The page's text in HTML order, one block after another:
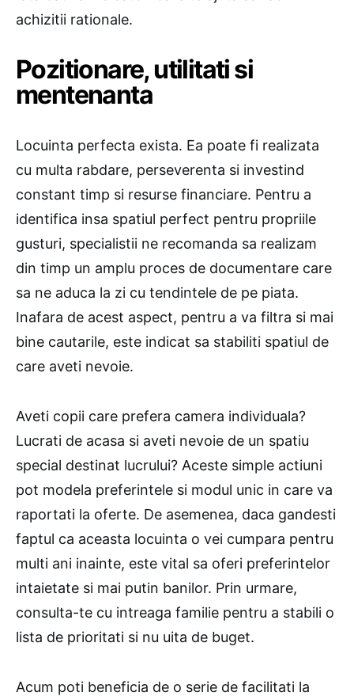
achizitii rationale.
Pozitionare, utilitati si
mentenanta
Locuinta perfecta exista. Ea poate fi realizata
cu multa rabdare, perseverenta si investind
constant timp si resurse financiare. Pentru a
identifica insa spatiul perfect pentru propriile
gusturi, specialistii ne recomanda sa realizam
din timp un amplu proces de documentare care
sa ne aduca la zi cu tendintele de pe piata.
Inafara de acest aspect, pentru a va filtra si mai
bine cautarile, este indicat sa stabiliti spatiul de
care aveti nevoie.
Aveti copii care prefera camera individuala?
Lucrati de acasa si aveti nevoie de un spatiu
special destinat lucrului? Aceste simple actiuni
pot modela preferintele si modul unic in care va
raportati la oferte. De asemenea, daca gandesti
faptul ca aceasta locuinta o vei cumpara pentru
multi ani inainte, este vital sa oferi preferintelor
intaietate si mai putin banilor. Prin urmare,
consulta-te cu intreaga familie pentru a stabili o
lista de prioritati si nu uita de buget.
Acum poti beneficia de o serie de facilitati la